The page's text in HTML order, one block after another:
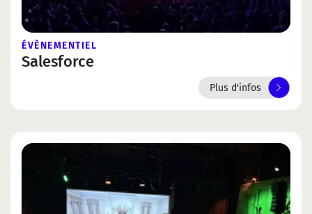
ÉVÈNEMENTIEL
Salesforce
Plus d'infos